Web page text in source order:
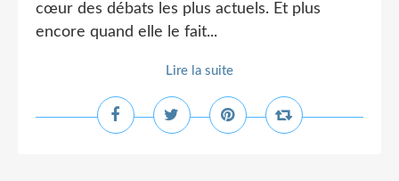
cœur des débats les plus actuels. Et plus
encore quand elle le fait...
Lire la suite